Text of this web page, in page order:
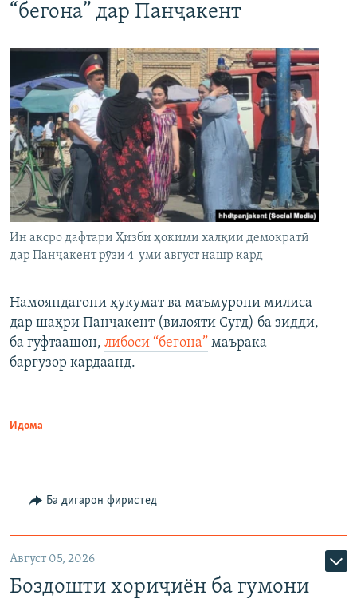
“бегона” дар Панҷакент
Ин аксро дафтари Ҳизби ҳокими халқии демократӣ
дар Панҷакент рӯзи 4-уми август нашр кард
Намояндагони ҳукумат ва маъмурони милиса
дар шаҳри Панҷакент (вилояти Суғд) ба зидди,
ба гуфтаашон, либоси “бегона” маърака
баргузор кардаанд.
Идома
Ба дигарон фиристед
Август 05, 2026
Боздошти хориҷиён ба гумони